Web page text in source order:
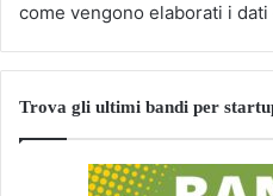
come vengono elaborati i
Trova gli ultimi bandi per